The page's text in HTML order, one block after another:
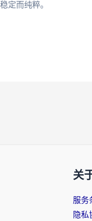
定而纯粹。
关
服务
隐私